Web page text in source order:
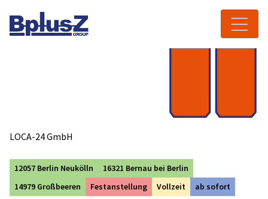
Toggle navigation
LOCA-24 GmbH
12057 Berlin Neukölln
16321 Bernau bei Berlin
14979 Großbeeren
Festanstellung Vollzeit ab sofort